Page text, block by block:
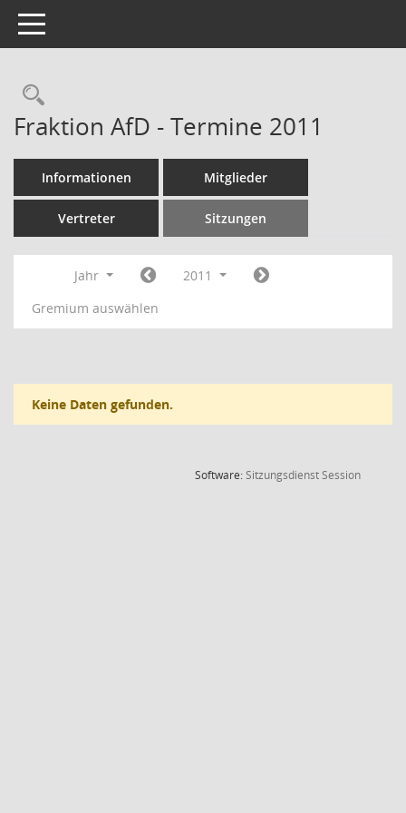
Toggle navigation
Rechercheauswahl
Fraktion AfD - Termine 2011
Informationen Mitglieder
Vertreter Sitzungen
Jahr
2011
Gremium auswählen
Keine Daten gefunden.
Software:SitzungsdienstSession(Wird in